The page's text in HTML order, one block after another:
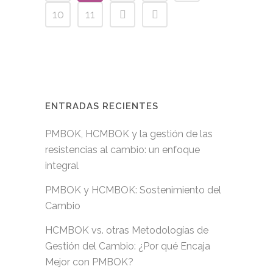
10
11
ENTRADAS RECIENTES
PMBOK, HCMBOK y la gestión de las
resistencias al cambio: un enfoque
integral
PMBOK y HCMBOK: Sostenimiento del
Cambio
HCMBOK vs. otras Metodologías de
Gestión del Cambio: ¿Por qué Encaja
Mejor con PMBOK?